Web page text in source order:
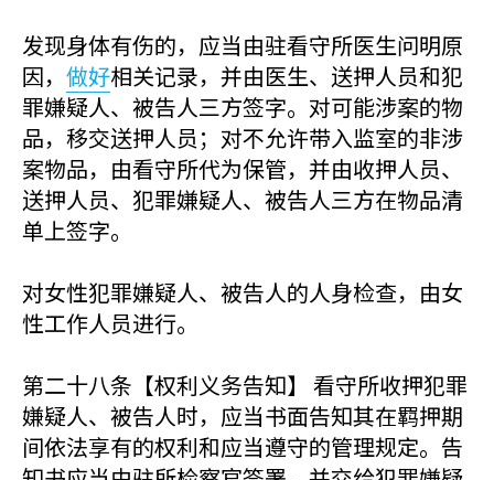
发现身体有伤的，应当由驻看守所医生问明原
因， 做好相关记录，并由医生、送押人员和犯
罪嫌疑人、被告人三方签字。对可能涉案的物
品，移交送押人员；对不允许带入监室的非涉
案物品，由看守所代为保管，并由收押人员、
送押人员、犯罪嫌疑人、被告人三方在物品清
单上签字。
对女性犯罪嫌疑人、被告人的人身检查，由女
性工作人员进行。
第二十八条【权利义务告知】 看守所收押犯罪
嫌疑人、被告人时，应当书面告知其在羁押期
间依法享有的权利和应当遵守的管理规定。告